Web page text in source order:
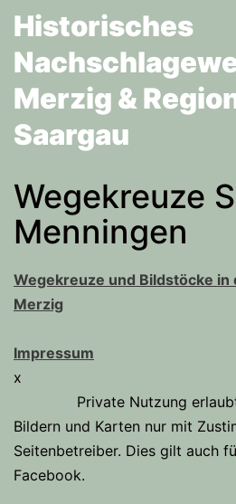
Zum
Inhalt
springen
Historisches
Merzig &
Saargau
Wegekreuze
Menningen
Wegekreuze und Bildstöcke in
Merzig
Impressum
x
Private Nutzung erlaubt.
Bildern und Karten nur mit
Seitenbetreiber. Dies gilt auch
Facebook.